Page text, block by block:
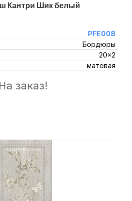
Кантри Шик белый
PFE008
Бордюры
20x2
матовая
На заказ!